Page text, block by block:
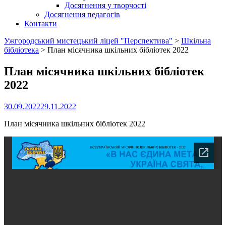
Досягнення у творчості
Досягнення педагогів
Контакти
Ужгородський мистецький ліцей "Перспектива" > Шкільна
бібліотека > План місячника шкільних бібліотек 2022
План місячника шкільних бібліотек
2022
30.09.202229.11.2022
План місячника шкільних бібліотек 2022